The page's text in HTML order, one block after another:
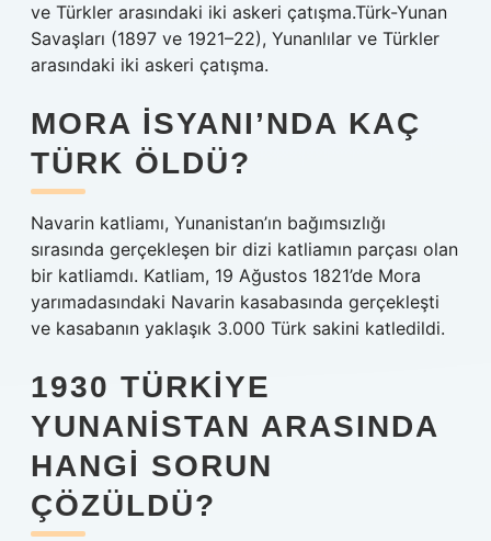
ve Türkler arasındaki iki askeri çatışma.Türk-Yunan
Savaşları (1897 ve 1921–22), Yunanlılar ve Türkler
arasındaki iki askeri çatışma.
MORA ISYANI’NDA KAÇ
TÜRK ÖLDÜ?
Navarin katliamı, Yunanistan’ın bağımsızlığı
sırasında gerçekleşen bir dizi katliamın parçası olan
bir katliamdı. Katliam, 19 Ağustos 1821’de Mora
yarımadasındaki Navarin kasabasında gerçekleşti
ve kasabanın yaklaşık 3.000 Türk sakini katledildi.
1930 TÜRKIYE
YUNANISTAN ARASINDA
HANGI SORUN
ÇÖZÜLDÜ?